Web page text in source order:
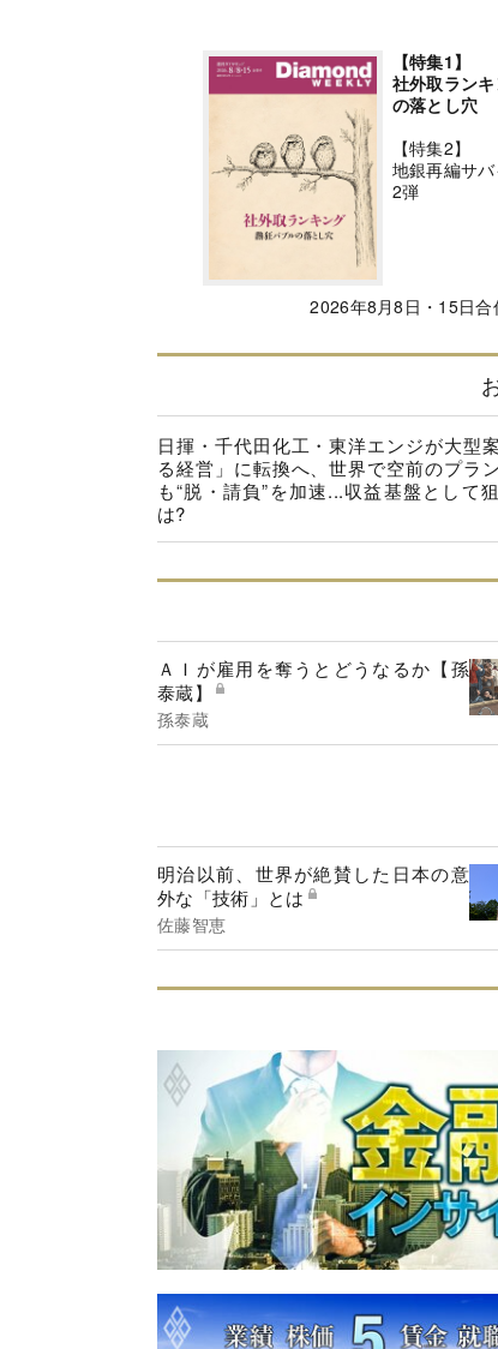
【特集1】
社外取ラン
の落とし穴
【特集2】
地銀再編サ
2弾
2026年8月8日・15日合
日揮・千代田化工・東洋エンジが大型
る経営」に転換へ、世界で空前のプラ
も“脱・請負”を加速...収益基盤として
は?
ＡＩが雇用を奪うとどうなるか【孫
泰蔵】
孫泰蔵
明治以前、世界が絶賛した日本の意
外な「技術」とは
佐藤智恵